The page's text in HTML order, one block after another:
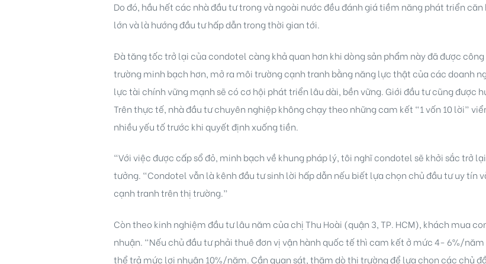
Do đó, hầu hết các nhà đầu tư trong và ngoài nước đều đánh giá tiềm năng phát triển
lớn và là hướng đầu tư hấp dẫn trong thời gian tới.
Đà tăng tốc trở lại của condotel càng khả quan hơn khi dòng sản phẩm này đã được công
trường minh bạch hơn, mở ra môi trường cạnh tranh bằng năng lực thật của các doanh
lực tài chính vững mạnh sẽ có cơ hội phát triển lâu dài, bền vững. Giới đầu tư cũng được
Trên thực tế, nhà đầu tư chuyên nghiệp không chạy theo những cam kết “1 vốn 10 lời”
nhiều yếu tố trước khi quyết định xuống tiền.
“Với việc được cấp sổ đỏ, minh bạch về khung pháp lý, tôi nghĩ condotel sẽ khởi sắc trở
tưởng. “Condotel vẫn là kênh đầu tư sinh lời hấp dẫn nếu biết lựa chọn chủ đầu tư uy
cạnh tranh trên thị trường.”
Còn theo kinh nghiệm đầu tư lâu năm của chị Thu Hoài (quận 3, TP. HCM), khách mua
nhuận. “Nếu chủ đầu tư phải thuê đơn vị vận hành quốc tế thì cam kết ở mức 4- 6%/
thể trả mức lợi nhuận 10%/năm. Cần quan sát, thăm dò thị trường để lựa chọn các chủ